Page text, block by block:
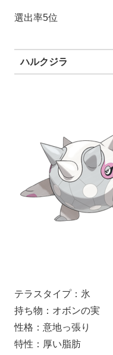
選出率5位
ハルクジラ
テラスタイプ：氷
持ち物：オボンの実
性格：意地っ張り
特性：厚い脂肪